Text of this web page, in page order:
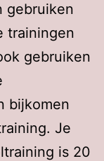
gebruiken
trainingen
gebruiken
bijkomen
Je
is 20